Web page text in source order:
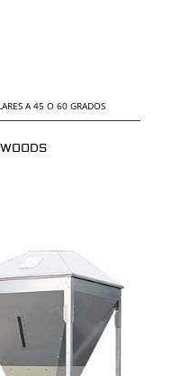
A 45 O 60 GRADOS